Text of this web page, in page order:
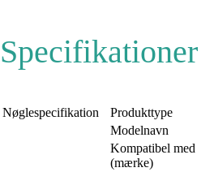
Specifikationer
Nøglespecifikation Produkttype
Modelnavn
Kompatibel med
(mærke)